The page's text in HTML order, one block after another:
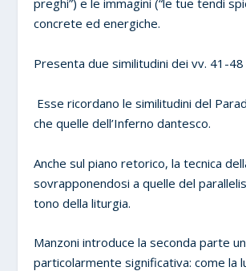
concrete ed energiche.
Presenta due similitudini dei vv. 41-
Esse ricordano le similitudini del
che quelle dell’Inferno dantesco.
Anche sul piano retorico, la tecnica
sovrapponendosi a quelle del
tono della liturgia.
Manzoni introduce la seconda parte
particolarmente significativa: come la